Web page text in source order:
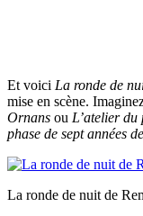
Et voici La ronde de
mise en scène.
Ornans ou L’atelier
phase de sept années
La ronde de nuit de